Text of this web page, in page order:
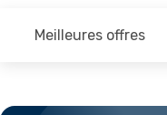
Meilleures offres